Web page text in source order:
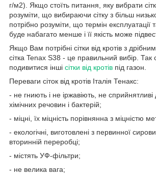
г/м2). Якщо стоїть питання, яку вибрати
розуміти, що вибираючи сітку з більш
потрібно розуміти, що термін експлуатації
буде набагато менше і її якість може
Якщо Вам потрібні сітки від кротів з
сітка Tenax S38 - це правильний вибір.
подивитися інші сітки від кротів під газон.
Переваги сіток від кротів Італія Тенакс:
- не гниють і не іржавіють, не сприйнятливі
хімічних речовин і бактерій;
- міцні, їх міцність порівнянна з міцністю
- екологічні, виготовлені з первинної
вторинній переробці;
- містять УФ-фільтри;
- не велика вага;